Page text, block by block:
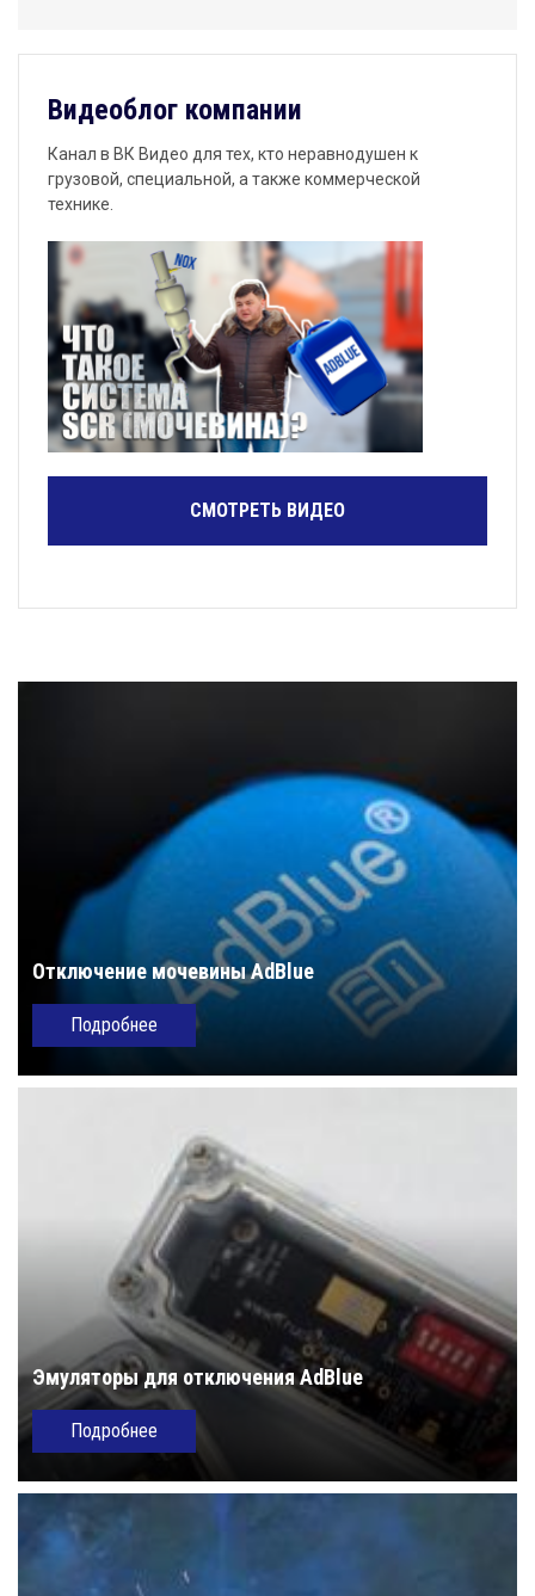
Видеоблог компании
Канал в ВК Видео для тех, кто неравнодушен к
грузовой, специальной, а также коммерческой
технике.
СМОТРЕТЬ ВИДЕО
Отключение мочевины AdBlue
Подробнее
Эмуляторы для отключения AdBlue
Подробнее